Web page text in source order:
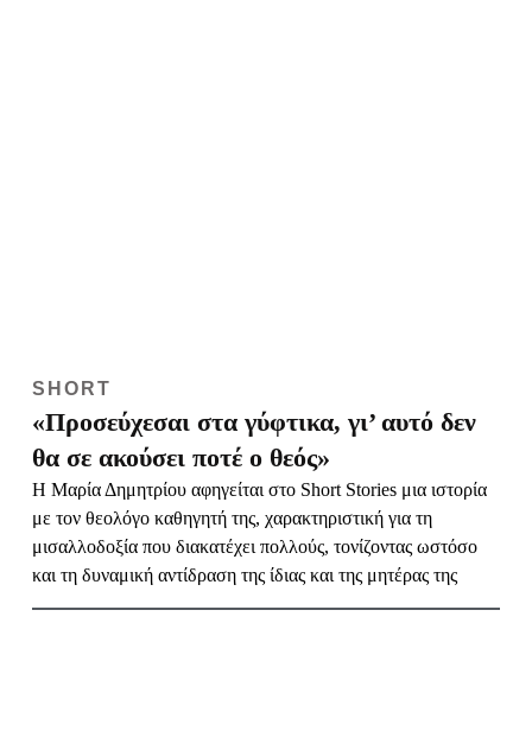
SHORT
«Προσεύχεσαι στα γύφτικα, γι’ αυτό δεν
θα σε ακούσει ποτέ ο θεός»
Η Μαρία Δημητρίου αφηγείται στο Short Stories μια ιστορία
με τον θεολόγο καθηγητή της, χαρακτηριστική για τη
μισαλλοδοξία που διακατέχει πολλούς, τονίζοντας ωστόσο
και τη δυναμική αντίδραση της ίδιας και της μητέρας της